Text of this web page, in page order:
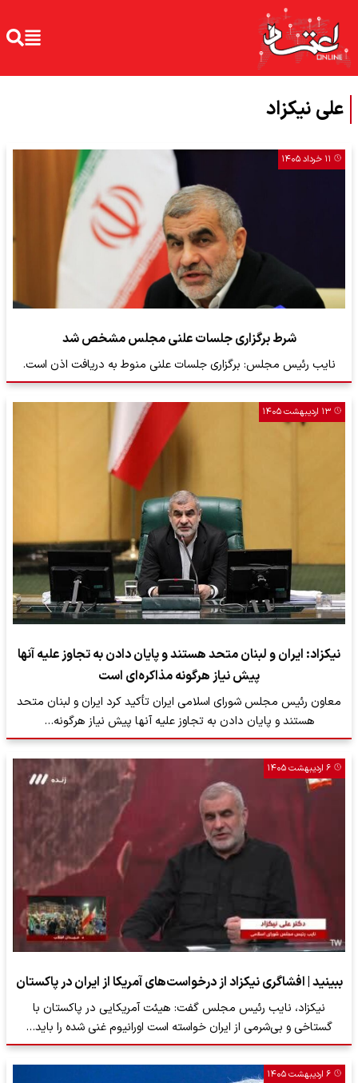
علی نیکزاد
۱۱ خرداد ۱۴۰۵
شرط برگزاری جلسات علنی مجلس مشخص شد
نایب رئیس مجلس: برگزاری جلسات علنی منوط به دریافت اذن است.
۱۳ اردیبهشت ۱۴۰۵
نیکزاد: ایران و لبنان متحد هستند و پایان دادن به تجاوز علیه آنها
پیش نیاز هرگونه مذاکره‌ای است
معاون رئیس مجلس شورای اسلامی ایران تأکید کرد ایران و لبنان متحد
هستند و پایان دادن به تجاوز علیه آنها پیش نیاز هرگونه…
۶ اردیبهشت ۱۴۰۵
ببینید | افشاگری نیکزاد از درخواست‌های آمریکا از ایران در پاکستان
نیکزاد، نایب رئیس مجلس گفت: هیئت آمریکایی در پاکستان با
گستاخی و بی‌شرمی از ایران خواسته است اورانیوم غنی شده را باید…
۶ اردیبهشت ۱۴۰۵